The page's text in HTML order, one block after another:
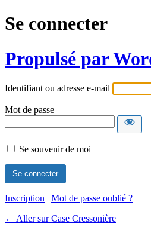
Se connecter
Propulsé par
Identifiant ou adresse e-mail
Mot de passe
Se souvenir de moi
Inscription | Mot de passe oublié ?
← Aller sur Case Cressonière